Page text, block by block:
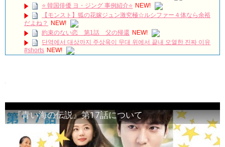
⭐️ 韓国俳優 ヨ・ジング 事例紹介⭐️ NEW!
【モンスト】狐の花嫁ジュン激究極☆ルシファー４体なら余裕
だよね？
NEW!
約束のない恋 第1話 父の帰還 NEW!
단역에서 대상까지 주상욱이 무대 위에서 끝내 오열한 진짜 이유
#shorts NEW!
梨泰院クラス聖地巡礼🎬#韓国 #韓国旅行 NEW!
「私の恋したテリウス 」第４回 冒頭５分映像公開！ NEW!
「違う（ちがう）・異なる」を韓国語では？「다르다（タル
ダ）」の意味・使い方について
について
『青い海の伝説』第17話について